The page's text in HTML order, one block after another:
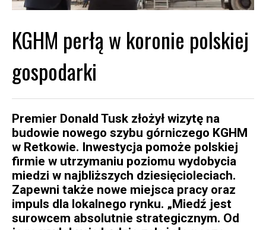
KGHM perłą w koronie polskiej
gospodarki
Premier Donald Tusk złożył wizytę na
budowie nowego szybu górniczego KGHM
w Retkowie. Inwestycja pomoże polskiej
firmie w utrzymaniu poziomu wydobycia
miedzi w najbliższych dziesięcioleciach.
Zapewni także nowe miejsca pracy oraz
impuls dla lokalnego rynku. „Miedź jest
surowcem absolutnie strategicznym. Od